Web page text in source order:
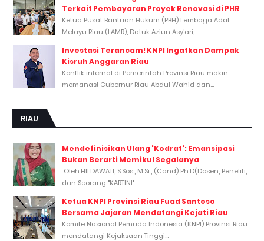
Terkait Pembayaran Proyek Renovasi di PHR
Ketua Pusat Bantuan Hukum (PBH) Lembaga Adat
Melayu Riau (LAMR), Datuk Aziun Asy’ari,...
Investasi Terancam! KNPI Ingatkan Dampak
Kisruh Anggaran Riau
Konflik internal di Pemerintah Provinsi Riau makin
memanas! Gubernur Riau Abdul Wahid dan...
RIAU
Mendefinisikan Ulang 'Kodrat': Emansipasi
Bukan Berarti Memikul Segalanya
Oleh:HILDAWATI, S.Sos., M.Si., (Cand) Ph.D(Dosen, Peneliti,
dan Seorang "KARTINI"...
Ketua KNPI Provinsi Riau Fuad Santoso
Bersama Jajaran Mendatangi Kejati Riau
Komite Nasional Pemuda Indonesia (KNPI) Provinsi Riau
mendatangi Kejaksaan Tinggi...